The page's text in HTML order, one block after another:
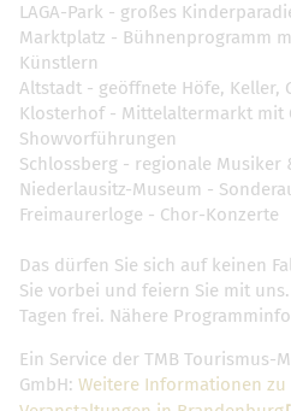
LAGA-Park - großes
Marktplatz - Bühnenprogramm
Künstlern
Altstadt - geöffnete Höfe, Keller,
Klosterhof - Mittelaltermarkt mit
Showvorführungen
Schlossberg - regionale Musiker
Niederlausitz-Museum -
Freimaurerloge - Chor-Konzerte
Das dürfen Sie sich auf keinen
Sie vorbei und feiern Sie mit
Tagen frei. Nähere
Ein Service der TMB Tourismus-
GmbH: Weitere Informationen zu